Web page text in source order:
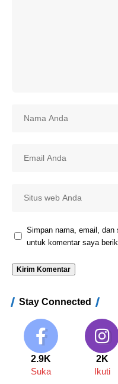
Simpan nama, email, dan
untuk komentar saya
Stay Connected
2.9K
Suka
2K
Ikuti